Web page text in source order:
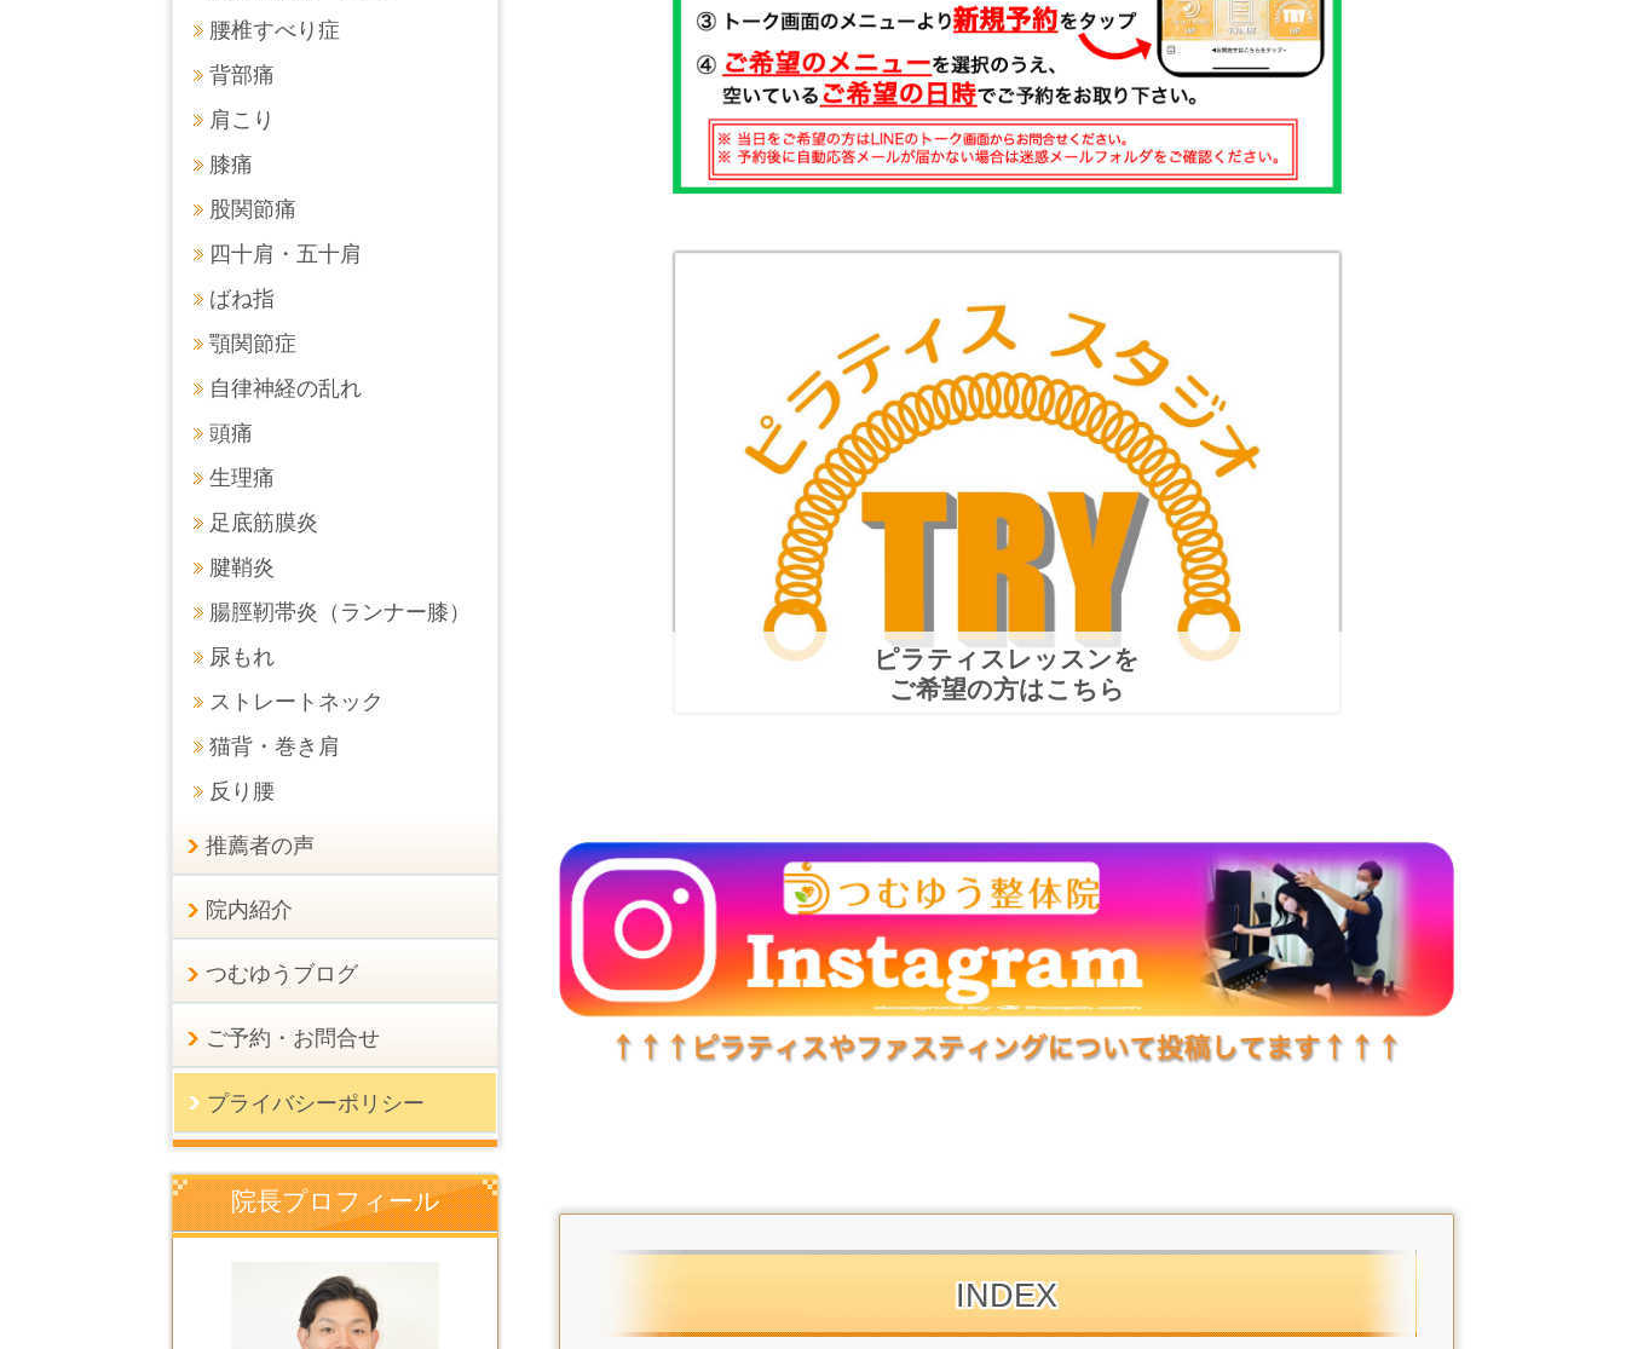
ピラティスレッスンを
ご希望の方はこちら
INDEX
腰椎すべり症
背部痛
肩こり
膝痛
股関節痛
四十肩・五十肩
ばね指
顎関節症
自律神経の乱れ
頭痛
生理痛
足底筋膜炎
腱鞘炎
腸脛靭帯炎（ランナー膝）
尿もれ
ストレートネック
猫背・巻き肩
反り腰
推薦者の声
院内紹介
つむゆうブログ
ご予約・お問合せ
プライバシーポリシー
院長プロフィール